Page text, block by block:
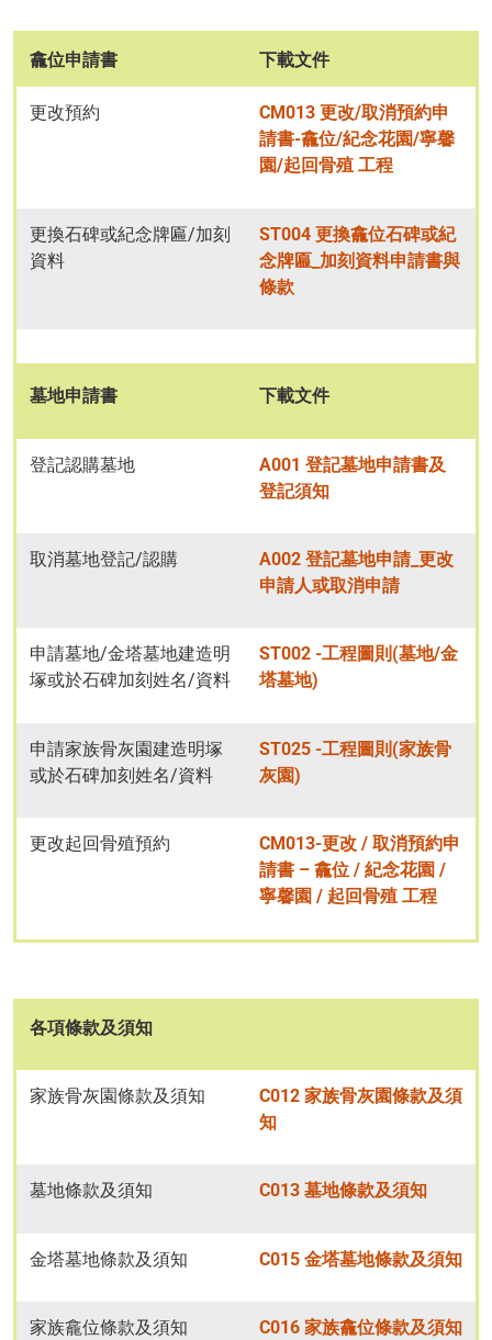
龕位申請書 下載文件
更改預約
CM013 更改/取消預約申
請書-龕位/紀念花園/寧馨
園/起回骨殖 工程
更換石碑或紀念牌匾/加刻
資料
ST004 更換龕位石碑或紀
念牌匾_加刻資料申請書與
條款
墓地申請書 下載文件
登記認購墓地
A001 登記墓地申請書及
登記須知
取消墓地登記/認購
A002 登記墓地申請_更改
申請人或取消申請
申請墓地/金塔墓地建造明
塚或於石碑加刻姓名/資料
ST002 -工程圖則(墓地/金
塔墓地)
申請家族骨灰園建造明塚
或於石碑加刻姓名/資料
ST025 -工程圖則(家族骨
灰園)
更改起回骨殖預約
CM013-更改 / 取消預約申
請書 – 龕位 / 紀念花園 /
寧馨園 / 起回骨殖 工程
各項條款及須知
家族骨灰園條款及須知
C012 家族骨灰園條款及須
知
墓地條款及須知 C013 墓地條款及須知
金塔墓地條款及須知 C015 金塔墓地條款及須知
家族龕位條款及須知 C016 家族龕位條款及須知